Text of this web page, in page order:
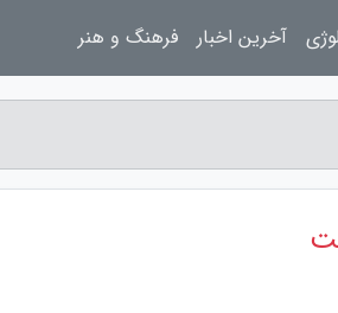
آخرین اخبار فرهنگ و هنر